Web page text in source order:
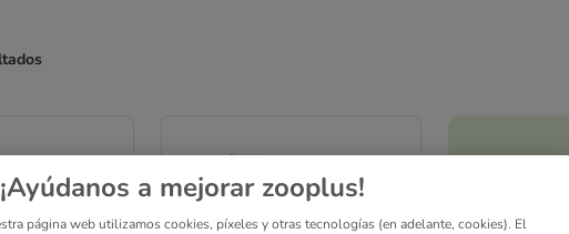
¡Ayúdanos a mejorar zooplus!
página web utilizamos cookies, píxeles y otras tecnologías (en adelante, cookies). El